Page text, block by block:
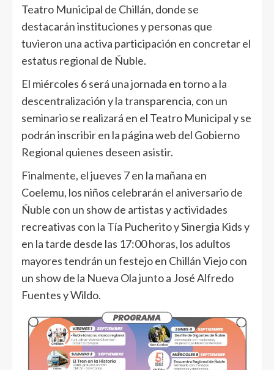
Teatro Municipal de Chillán, donde se
destacarán instituciones y personas que
tuvieron una activa participación en concretar el
estatus regional de Ñuble.
El miércoles 6 será una jornada en torno a la
descentralización y la transparencia, con un
seminario se realizará en el Teatro Municipal y se
podrán inscribir en la página web del Gobierno
Regional quienes deseen asistir.
Finalmente, el jueves 7 en la mañana en
Coelemu, los niños celebrarán el aniversario de
Ñuble con un show de artistas y actividades
recreativas con la Tía Pucherito y Sinergia Kids y
en la tarde desde las 17:00 horas, los adultos
mayores tendrán un festejo en Chillán Viejo con
un show de la Nueva Ola junto a José Alfredo
Fuentes y Wildo.